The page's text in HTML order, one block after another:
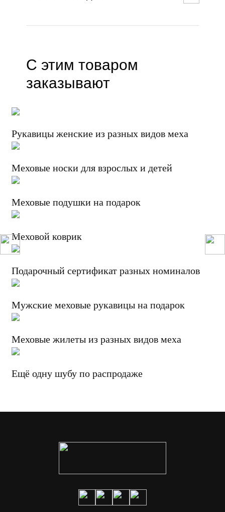
С этим товаром
заказывают
Рукавицы женские из разных видов меха
Меховые носки для взрослых и детей
Меховые подушки на подарок
Меховой коврик
Подарочный сертификат разных номиналов
Мужские меховые рукавицы на подарок
Меховые жилеты из разных видов меха
Ещё одну шубу по распродаже